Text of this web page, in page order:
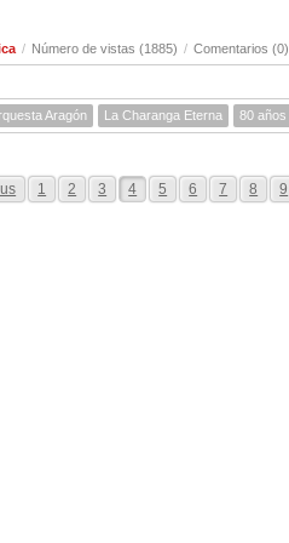
/ Número de vistas (1885) / Comentarios (0)
Aragón La Charanga Eterna 80 años
1 2 3 4 5 6 7 8 9